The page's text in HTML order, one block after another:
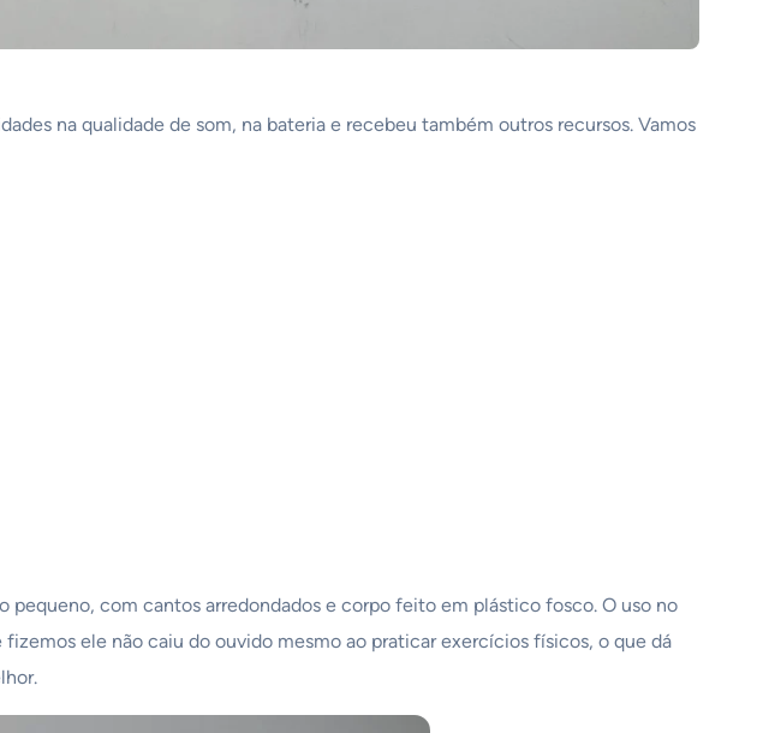
na qualidade de som, na bateria e recebeu também outros recursos. Vamos
pequeno, com cantos arredondados e corpo feito em plástico fosco. O uso no
ele não caiu do ouvido mesmo ao praticar exercícios físicos, o que dá